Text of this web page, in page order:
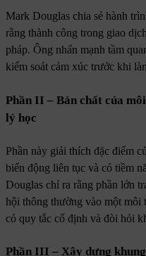
Mark Douglas chia sẻ hành
rằng thành công trong giao
pháp. Ông nhấn mạnh tầm
kiểm soát cảm xúc trước khi
Phần II – Bản chất của
lý học
Phần này giải thích đặc điểm
biến động liên tục và có tiềm
Douglas chỉ ra rằng phần lớn
hội thông thường vào một môi
có quy tắc cố định và đòi hỏi
Phần III – Xây dựng